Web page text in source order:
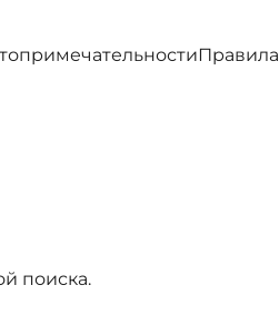
Правила
поиска.